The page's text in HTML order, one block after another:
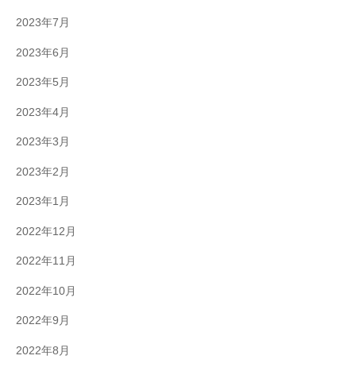
2023年7月
2023年6月
2023年5月
2023年4月
2023年3月
2023年2月
2023年1月
2022年12月
2022年11月
2022年10月
2022年9月
2022年8月